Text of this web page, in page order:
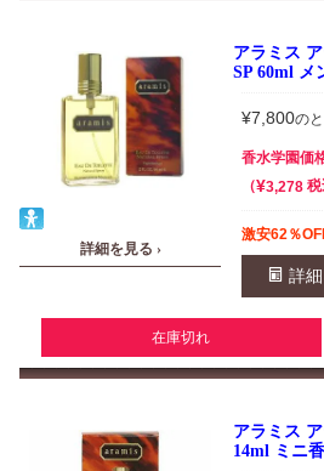
詳細を見る ›
アラミス
SP 60ml メ
¥7,800の
香水学園価
¥3,278
激安62％
詳
在庫切れ
アラミス
14ml ミニ